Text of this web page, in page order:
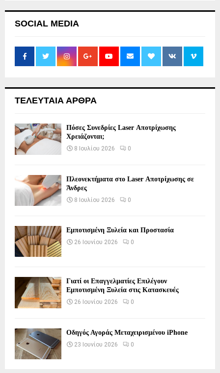
SOCIAL MEDIA
ΤΕΛΕΥΤΑΙΑ ΑΡΘΡΑ
Πόσες Συνεδρίες Laser Αποτρίχωσης
Χρειάζονται;
8 Ιουλίου 2026 0
Πλεονεκτήματα στο Laser Αποτρίχωσης σε
Άνδρες
8 Ιουλίου 2026 0
Εμποτισμένη Ξυλεία και Προστασία
26 Ιουνίου 2026 0
Γιατί οι Επαγγελματίες Επιλέγουν
Εμποτισμένη Ξυλεία στις Κατασκευές
26 Ιουνίου 2026 0
Οδηγός Αγοράς Μεταχειρισμένου iPhone
23 Ιουνίου 2026 0